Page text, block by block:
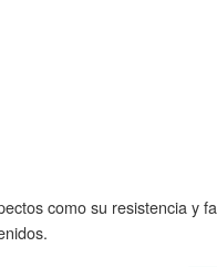
como su resistencia y